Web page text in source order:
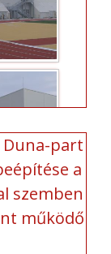
Duna-part
a
szemben
működő